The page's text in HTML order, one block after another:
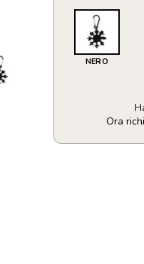
NERO
Ora
Multiutensile